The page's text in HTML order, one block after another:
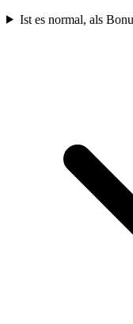
Ist es normal, als